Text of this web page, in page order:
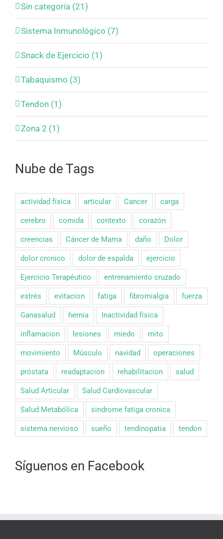
Sin categoría (21)
Sistema Inmunológico (7)
Snack de Ejercicio (1)
Tabaquismo (3)
Tendon (1)
Zona 2 (1)
Nube de Tags
actividad física articular Cancer carga
cerebro comida contexto corazón
creencias Cáncer de Mama daño Dolor
dolor cronico dolor de espalda ejercicio
Ejercicio Terapéutico entrenamiento cruzado
estrés evitacion fatiga fibromialgia fuerza
Ganasalud hernia Inactividad física
inflamacion lesiones miedo mito
movimiento Músculo navidad operaciones
próstata readaptacion rehabilitacion salud
Salud Articular Salud Cardiovascular
Salud Metabólica sindrome fatiga cronica
sistema nervioso sueño tendinopatia tendon
Síguenos en Facebook